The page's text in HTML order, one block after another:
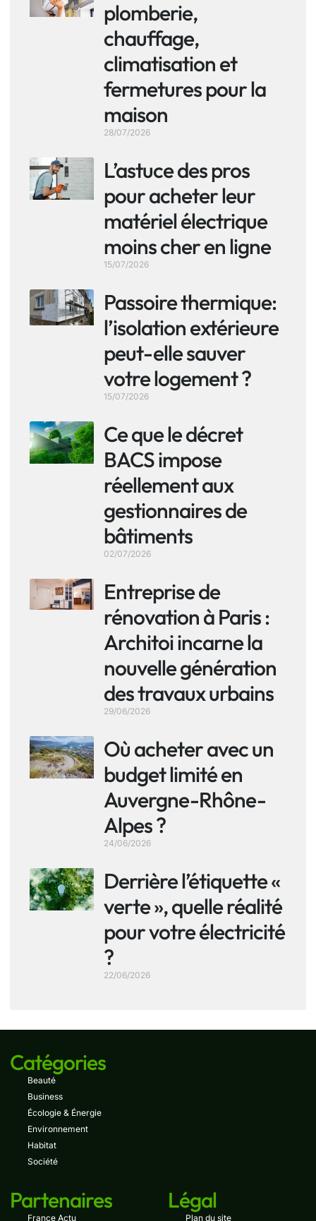
plomberie,
chauffage,
climatisation et
fermetures pour la
maison
28/07/2026
L’astuce des pros
pour acheter leur
matériel électrique
moins cher en ligne
15/07/2026
Passoire thermique:
l’isolation extérieure
peut-elle sauver
votre logement ?
15/07/2026
Ce que le décret
BACS impose
réellement aux
gestionnaires de
bâtiments
02/07/2026
Entreprise de
rénovation à Paris :
Architoi incarne la
nouvelle génération
des travaux urbains
29/06/2026
Où acheter avec un
budget limité en
Auvergne-Rhône-
Alpes ?
24/06/2026
Derrière l’étiquette «
verte », quelle réalité
pour votre électricité
?
22/06/2026
Catégories
Beauté
Business
Écologie & Énergie
Environnement
Habitat
Société
Partenaires
France Actu
Légal
Plan du site